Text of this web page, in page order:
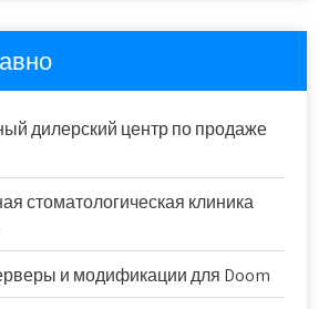
дилерский центр по продаже
стоматологическая клиника
и модификации для Doom